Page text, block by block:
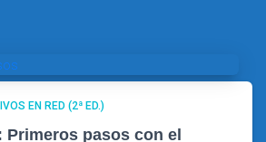
EN RED (2ª ED.)
Primeros pasos con el